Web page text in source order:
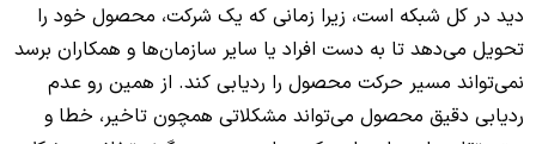
دید در کل شبکه است، زیرا زمانی که یک شرکت، محصول خود را
تحویل می‌دهد تا به دست افراد یا سایر سازمان‌ها و همکاران برسد
نمی‌تواند مسیر حرکت محصول را ردیابی کند. از همین رو عدم
ردیابی دقیق محصول می‌تواند مشکلاتی همچون تاخیر، خطا و